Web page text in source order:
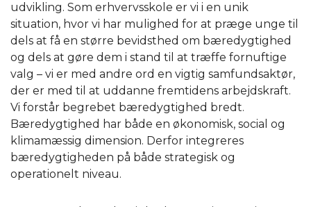
udvikling. Som erhvervsskole er vi i en unik
situation, hvor vi har mulighed for at præge unge til
dels at få en større bevidsthed om bæredygtighed
og dels at gøre dem i stand til at træffe fornuftige
valg – vi er med andre ord en vigtig samfundsaktør,
der er med til at uddanne fremtidens arbejdskraft.
Vi forstår begrebet bæredygtighed bredt.
Bæredygtighed har både en økonomisk, social og
klimamæssig dimension. Derfor integreres
bæredygtigheden på både strategisk og
operationelt niveau.